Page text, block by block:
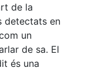
de la
detectats en
un
de sa. El
és una